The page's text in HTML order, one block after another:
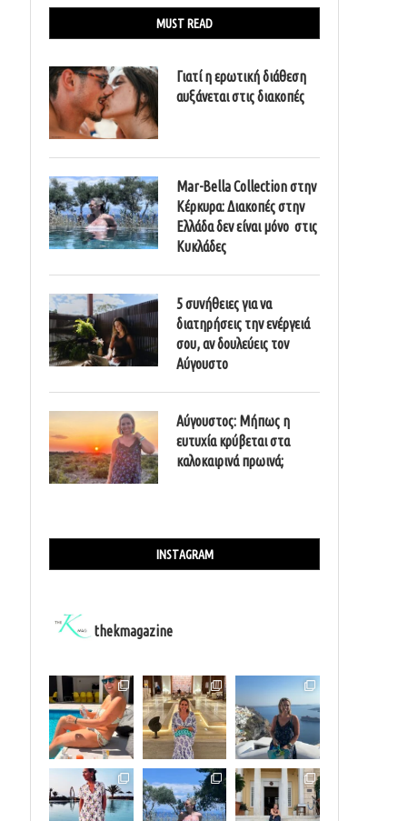
MUST READ
Γιατί η ερωτική διάθεση
αυξάνεται στις διακοπές
Mar-Bella Collection στην
Κέρκυρα: Διακοπές στην
Ελλάδα δεν είναι μόνο στις
Κυκλάδες
5 συνήθειες για να
διατηρήσεις την ενέργειά
σου, αν δουλεύεις τον
Αύγουστο
Αύγουστος: Μήπως η
ευτυχία κρύβεται στα
καλοκαιρινά πρωινά;
INSTAGRAM
thekmagazine